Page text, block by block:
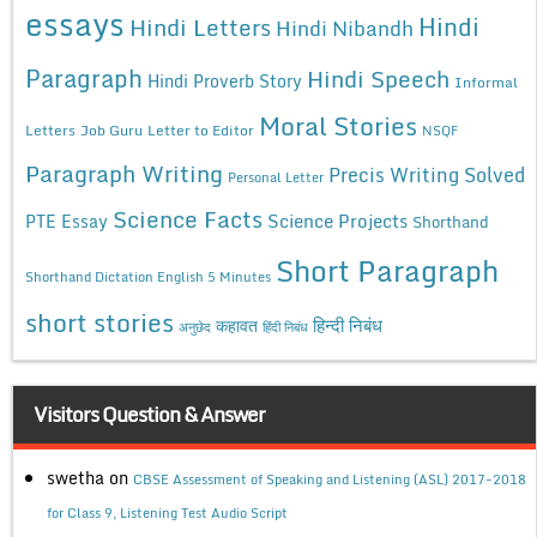
essays Hindi Letters Hindi Nibandh Hindi
Paragraph Hindi Proverb Story Hindi Speech Informal
Letters Job Guru Letter to Editor Moral Stories NSQF
Paragraph Writing Personal Letter Precis Writing Solved
PTE Essay Science Facts Science Projects Shorthand
Shorthand Dictation English 5 Minutes Short Paragraph
short stories अनुछेद कहावत हिंदी निबंध हिन्दी निबंध
Visitors Question & Answer
swetha on CBSE Assessment of Speaking and Listening (ASL) 2017-2018
for Class 9, Listening Test Audio Script